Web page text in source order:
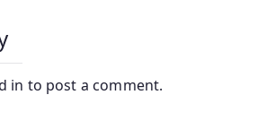
in to post a comment.